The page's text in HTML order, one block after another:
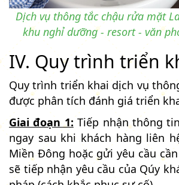
Dịch vụ thông tắc chậu rửa mặt
khu nghỉ dưỡng - resort - văn
IV. Quy trình triển
Quy trình triển khai dịch vụ
được phân tích đánh giá triển
Giai đoạn 1: Tiếp nhận thông
ngay sau khi khách hàng liên
Miền Đông hoặc gửi yêu cầu
sẽ tiếp nhận yêu cầu của Qúy